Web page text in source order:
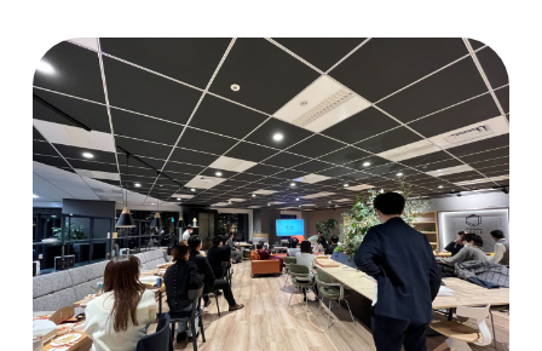
部門紹介
アクセス
ドメインセンター
Mirai DC
LGWAN接続サービス
BSN(ミライ・ビジネスサポートネットワーク)
ミライネット
七宗町光インターネットサービス
受発注管理アプリ「惣菜EX」
国際標準デジタルインボイス対応「PeppoLink」
ABOUT MIRAI
INTERVIEW
ENTRY
アクセス
お知らせ
お問い合わせ
プロバイダー・レンタルサーバー代理店
契約約款
他社商標について